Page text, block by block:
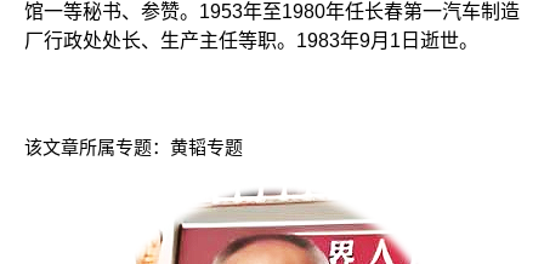
馆一等秘书、参赞。1953年至1980年任长春第一汽车制造
厂行政处处长、生产主任等职。1983年9月1日逝世。
该文章所属专题： 黄韬专题